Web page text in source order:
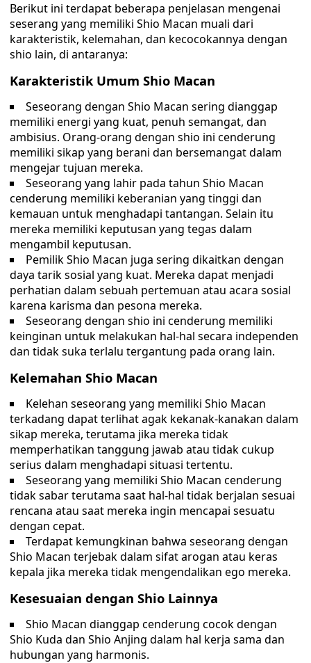
Berikut ini terdapat beberapa penjelasan mengenai
seserang yang memiliki Shio Macan muali dari
karakteristik, kelemahan, dan kecocokannya dengan
shio lain, di antaranya:
Karakteristik Umum Shio Macan
Seseorang dengan Shio Macan sering dianggap
memiliki energi yang kuat, penuh semangat, dan
ambisius. Orang-orang dengan shio ini cenderung
memiliki sikap yang berani dan bersemangat dalam
mengejar tujuan mereka.
Seseorang yang lahir pada tahun Shio Macan
cenderung memiliki keberanian yang tinggi dan
kemauan untuk menghadapi tantangan. Selain itu
mereka memiliki keputusan yang tegas dalam
mengambil keputusan.
Pemilik Shio Macan juga sering dikaitkan dengan
daya tarik sosial yang kuat. Mereka dapat menjadi
perhatian dalam sebuah pertemuan atau acara sosial
karena karisma dan pesona mereka.
Seseorang dengan shio ini cenderung memiliki
keinginan untuk melakukan hal-hal secara independen
dan tidak suka terlalu tergantung pada orang lain.
Kelemahan Shio Macan
Kelehan seseorang yang memiliki Shio Macan
terkadang dapat terlihat agak kekanak-kanakan dalam
sikap mereka, terutama jika mereka tidak
memperhatikan tanggung jawab atau tidak cukup
serius dalam menghadapi situasi tertentu.
Seseorang yang memiliki Shio Macan cenderung
tidak sabar terutama saat hal-hal tidak berjalan sesuai
rencana atau saat mereka ingin mencapai sesuatu
dengan cepat.
Terdapat kemungkinan bahwa seseorang dengan
Shio Macan terjebak dalam sifat arogan atau keras
kepala jika mereka tidak mengendalikan ego mereka.
Kesesuaian dengan Shio Lainnya
Shio Macan dianggap cenderung cocok dengan
Shio Kuda dan Shio Anjing dalam hal kerja sama dan
hubungan yang harmonis.